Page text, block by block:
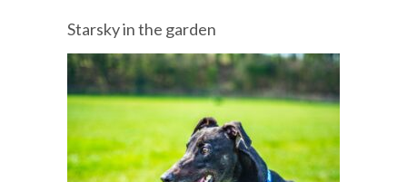
Starsky in the garden